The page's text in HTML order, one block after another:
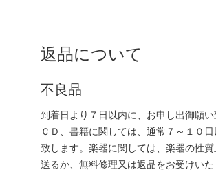
返品について
不良品
到着日より７日以内に、お申し出御願い
ＣＤ、書籍に関しては、通常７～１０
致します。楽器に関しては、楽器の性
送るか、無料修理又は返品をお受けいた